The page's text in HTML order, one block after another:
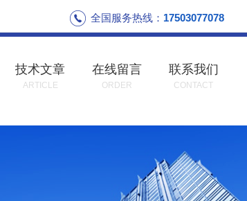
全国服务热线： 17503077078
技术文章
ARTICLE
在线留言
ORDER
联系我们
CONTACT